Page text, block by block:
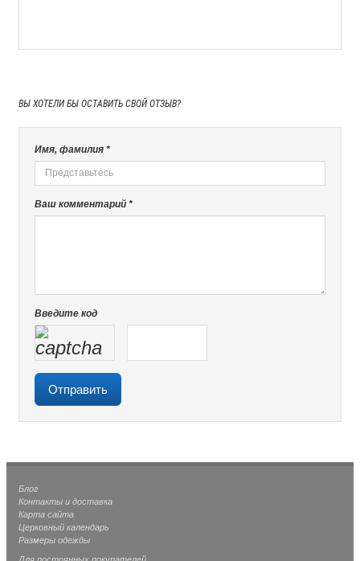
ВЫ ХОТЕЛИ БЫ ОСТАВИТЬ СВОЙ ОТЗЫВ?
Имя, фамилия *
Ваш комментарий *
Введите код
Блог
Контакты и доставка
Карта сайта
Церковный календарь
Размеры одежды